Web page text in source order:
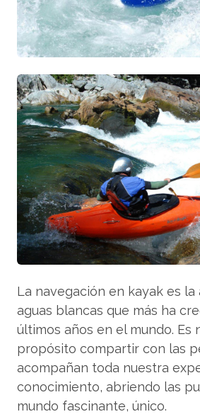
La navegación en kayak es la
aguas blancas que más ha
últimos años en el mundo. Es
propósito compartir con las
acompañan toda nuestra
conocimiento, abriendo las
mundo fascinante, único.